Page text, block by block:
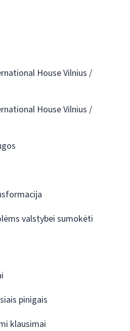
House Vilnius /
House Vilnius /
valstybei sumokėti
pinigais
klausimai